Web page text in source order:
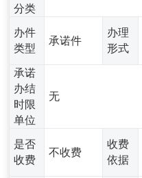
分类
办件
类型
承诺件
办理
形式
承诺
办结
时限
单位
无
是否
收费
不收费
收费
依据